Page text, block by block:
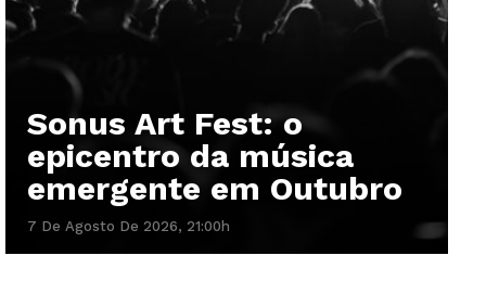
Sonus Art Fest: o
epicentro da música
emergente em Outubro
7 De Agosto De 2026, 21:00h